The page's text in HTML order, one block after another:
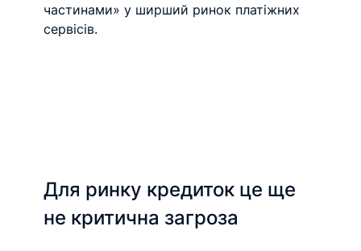
частинами» у ширший ринок платіжних
сервісів.
Для ринку кредиток це ще
не критична загроза